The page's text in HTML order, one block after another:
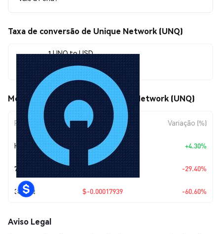
Taxa de conversão de Unique Network (UNQ)
1 UNQ to USD
$0.00011663
Movimentos de preço de Unique Network (UNQ)
Período Variação do Valor Variação (%)
Hoje $0.00000481 +4.30%
7 Dias $-0.00004857 -29.40%
30 Dias $-0.00017939 -60.60%
Aviso Legal